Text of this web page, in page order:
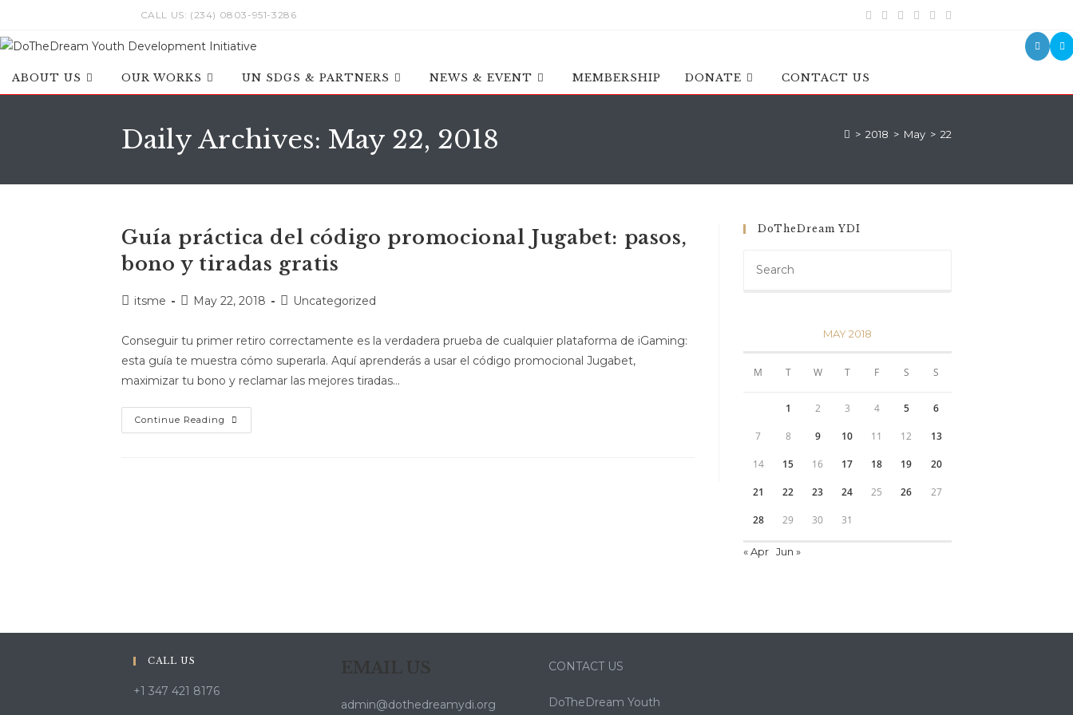
content
CALL US: (234) 0803-951-3286
ABOUT US OUR WORKS UN SDGS & PARTNERS NEWS & EVENT MEMBERSHIP DONATE CONTACT US
Daily Archives: May 22, 2018 > 2018 > May > 22
DoTheDream YDI
MAY 2018
M T W T F S S
1 2 3 4 5 6
7 8 9 10 11 12 13
14 15 16 17 18 19 20
21 22 23 24 25 26 27
28 29 30 31
« Apr Jun »
Guía práctica del código promocional Jugabet: pasos,
bono y tiradas gratis
Postitsme
PostMay 22, 2018
PostUncategorized
Conseguir tu primer retiro correctamente es la verdadera prueba de cualquier plataforma de iGaming:
esta guía te muestra cómo superarla. Aquí aprenderás a usar el código promocional Jugabet,
maximizar tu bono y reclamar las mejores tiradas…
Continue Reading Guía
Práctica
CALL US
+1 347 421 8176
EMAIL US
admin@dothedreamydi.org
CONTACT US
DoTheDream Youth